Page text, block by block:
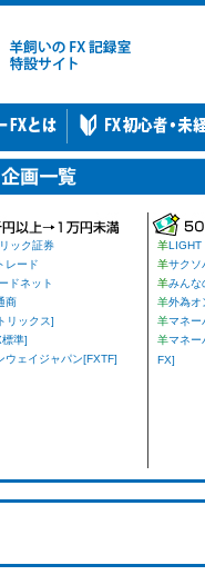
ック証券
レード
ドネット
商
リックス]
準]
ウェイジャパン[FXTF]
羊LIGHT
羊サクソ
羊みんな
羊外為オ
羊マネー
羊マネー
FX]